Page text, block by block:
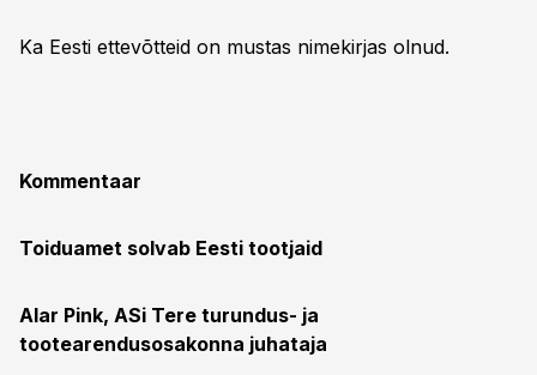
Ka Eesti ettevõtteid on mustas nimekirjas olnud.
Kommentaar
Toiduamet solvab Eesti tootjaid
Alar Pink, ASi Tere turundus- ja
tootearendusosakonna juhataja